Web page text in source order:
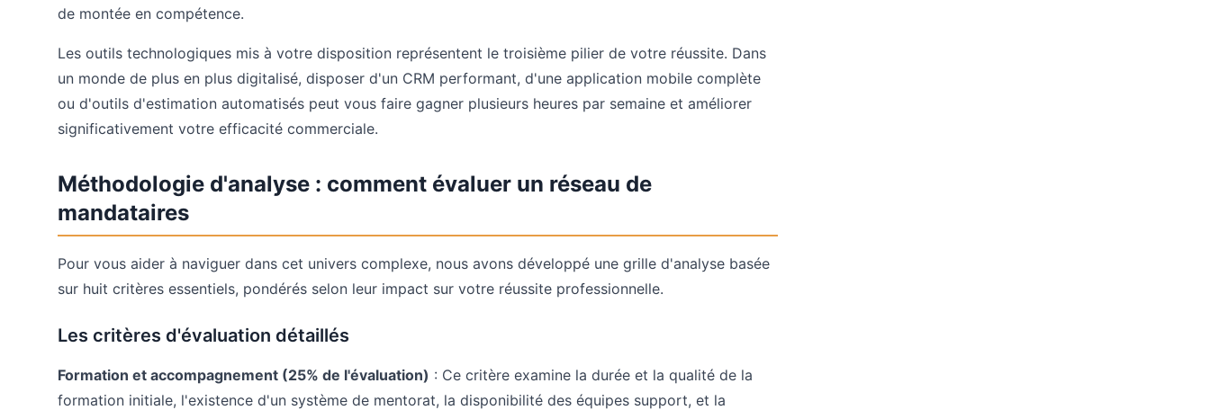
de montée en compétence.
Les outils technologiques mis à votre disposition représentent le troisième pilier de votre réussite. Dans
un monde de plus en plus digitalisé, disposer d'un CRM performant, d'une application mobile complète
ou d'outils d'estimation automatisés peut vous faire gagner plusieurs heures par semaine et améliorer
significativement votre efficacité commerciale.
Méthodologie d'analyse : comment évaluer un réseau de
mandataires
Pour vous aider à naviguer dans cet univers complexe, nous avons développé une grille d'analyse basée
sur huit critères essentiels, pondérés selon leur impact sur votre réussite professionnelle.
Les critères d'évaluation détaillés
Formation et accompagnement (25% de l'évaluation) : Ce critère examine la durée et la qualité de la
formation initiale, l'existence d'un système de mentorat, la disponibilité des équipes support, et la